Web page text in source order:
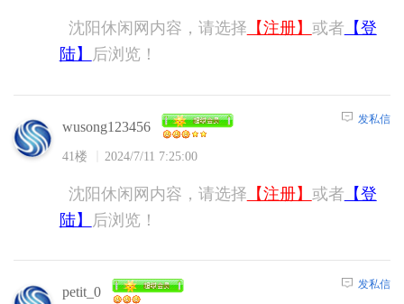
沈阳休闲网内容，请选择 【注册】 或者 【登
陆】
后浏览！
wusong123456
41楼 2024/7/11 7:25:00
发私信
沈阳休闲网内容，请选择 【注册】 或者 【登
陆】
后浏览！
petit_0 发私信